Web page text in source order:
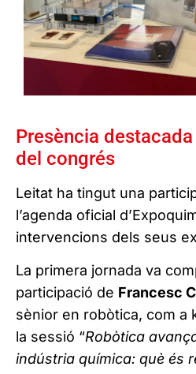
Presència
del congrés
Leitat ha tingut una
l’agenda oficial
intervencions dels seus
La primera jornada va
participació de Francesc
sènior en robòtica, com a
la sessió “Robòtica
indústria química: què és